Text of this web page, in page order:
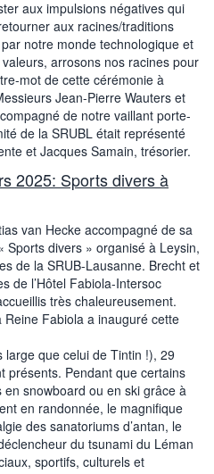
aux impulsions négatives qui
aux racines/traditions
notre monde technologique et
arrosons nos racines pour
mot de cette cérémonie à
Jean-Pierre Wauters et
de notre vaillant porte-
de la SRUBL était représenté
et Jacques Samain, trésorier.
2025: Sports divers à
van Hecke accompagné de sa
Sports divers » organisé à Leysin,
de la SRUB-Lausanne. Brecht et
de l’Hôtel Fabiola-Intersoc
très chaleureusement.
Reine Fabiola a inauguré cette
que celui de Tintin !), 29
présents. Pendant que certains
snowboard ou en ski grâce à
en randonnée, le magnifique
des sanatoriums d’antan, le
du tsunami du Léman
sportifs, culturels et